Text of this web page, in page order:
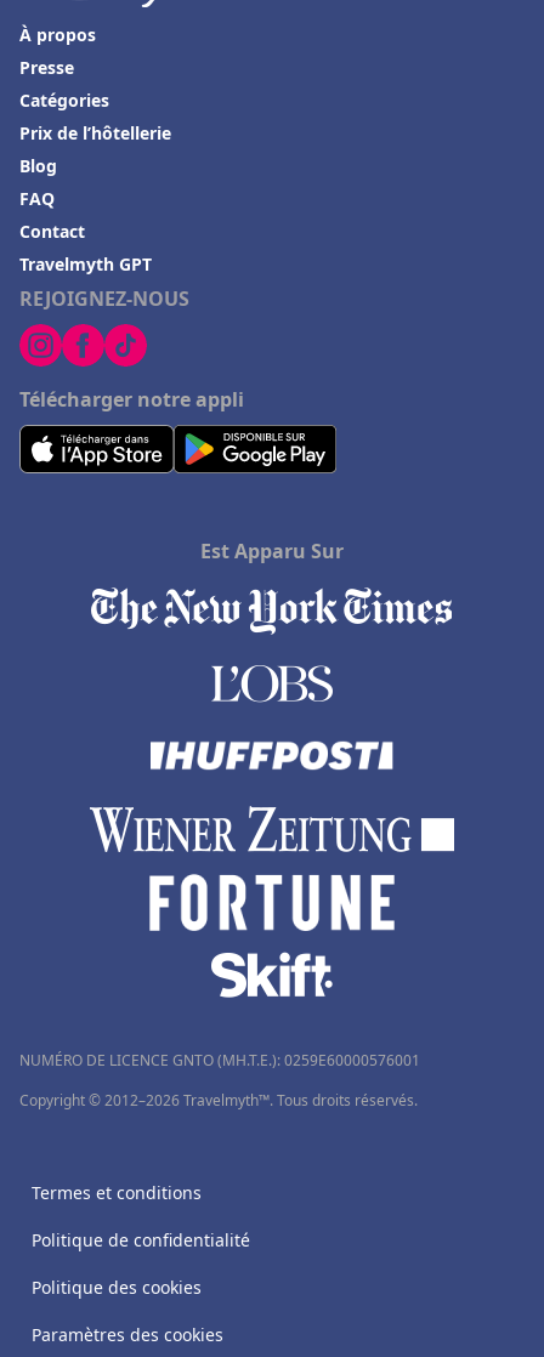
REJOIGNEZ-NOUS
Télécharger notre appli
À propos
Presse
Catégories
Prix de l’hôtellerie
Blog
FAQ
Contact
Travelmyth GPT
Est Apparu Sur
NUMÉRO DE LICENCE GNTO (MH.T.E.): 0259Ε60000576001
Copyright © 2012–2026 Travelmyth™. Tous droits réservés.
Termes et conditions
Politique de confidentialité
Politique des cookies
Paramètres des cookies